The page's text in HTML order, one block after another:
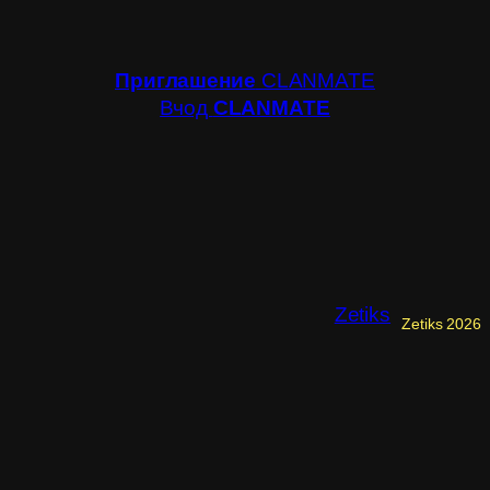
Приглашение CLANMATE
Вчод CLANMATE
Zetiks Zetiks 2026